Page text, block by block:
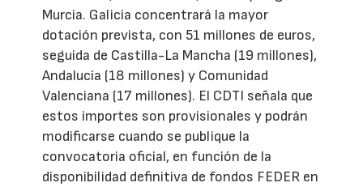
Murcia. Galicia concentrará la mayor
dotación prevista, con 51 millones de euros,
seguida de Castilla-La Mancha (19 millones),
Andalucía (18 millones) y Comunidad
Valenciana (17 millones). El CDTI señala que
estos importes son provisionales y podrán
modificarse cuando se publique la
convocatoria oficial, en función de la
disponibilidad definitiva de fondos FEDER en